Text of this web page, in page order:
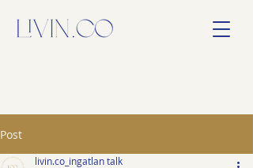
Post
livin.co_ingatlan talk